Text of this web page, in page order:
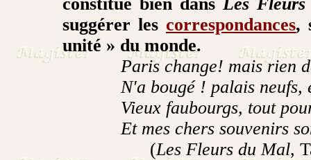
suggérer les correspondances,
unité » du monde.
Paris change! mais rien
N'a bougé ! palais neufs,
Vieux faubourgs, tout pour
Et mes chers souvenirs sont
(Les Fleurs du Mal,